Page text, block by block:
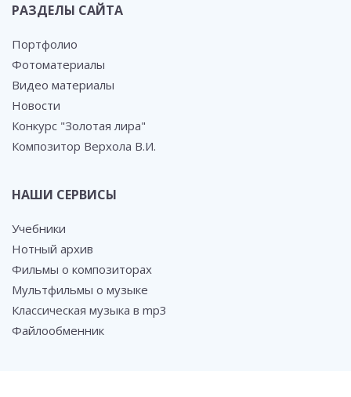
РАЗДЕЛЫ САЙТА
Портфолио
Фотоматериалы
Видео материалы
Новости
Конкурс "Золотая лира"
Композитор Верхола В.И.
НАШИ СЕРВИСЫ
Учебники
Нотный архив
Фильмы о композиторах
Мультфильмы о музыке
Классическая музыка в mp3
Файлообменник